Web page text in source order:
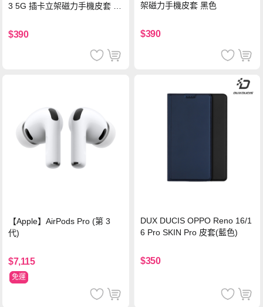
3 5G 插卡立架磁力手機皮套 藍
$390
架磁力手機皮套 黑色
$390
【Apple】AirPods Pro (第 3
代)
$7,115
免運
DUX DUCIS OPPO Reno 16/1
6 Pro SKIN Pro 皮套(藍色)
$350